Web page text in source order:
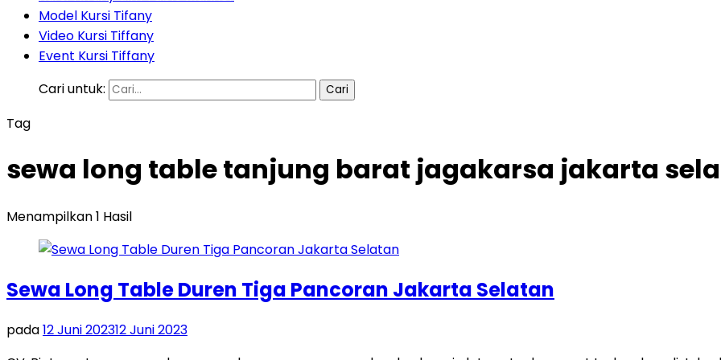
Model Kursi Tifany
Video Kursi Tiffany
Event Kursi Tiffany
Cari untuk:
Tag
sewa long table tanjung barat jagakarsa jakarta
Menampilkan 1 Hasil
Sewa Long Table Duren Tiga Pancoran Jakarta Selatan
pada12 Juni 202312 Juni 2023